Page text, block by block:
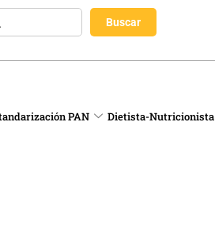
PAN Dietista-Nutricionista